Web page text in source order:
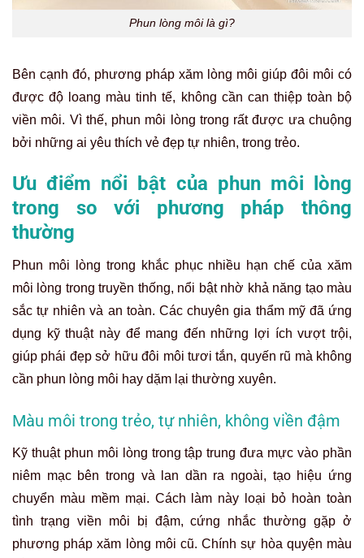
Phun lòng môi là gì?
Bên cạnh đó, phương pháp xăm lòng môi giúp đôi môi có
được độ loang màu tinh tế, không cần can thiệp toàn bộ
viền môi. Vì thế, phun môi lòng trong rất được ưa chuộng
bởi những ai yêu thích vẻ đẹp tự nhiên, trong trẻo.
Ưu điểm nổi bật của phun môi lòng
trong so với phương pháp thông
thường
Phun môi lòng trong khắc phục nhiều hạn chế của xăm
môi lòng trong truyền thống, nổi bật nhờ khả năng tạo màu
sắc tự nhiên và an toàn. Các chuyên gia thẩm mỹ đã ứng
dụng kỹ thuật này để mang đến những lợi ích vượt trội,
giúp phái đẹp sở hữu đôi môi tươi tắn, quyến rũ mà không
cần phun lòng môi hay dặm lại thường xuyên.
Màu môi trong trẻo, tự nhiên, không viền đậm
Kỹ thuật phun môi lòng trong tập trung đưa mực vào phần
niêm mạc bên trong và lan dần ra ngoài, tạo hiệu ứng
chuyển màu mềm mại. Cách làm này loại bỏ hoàn toàn
tình trạng viền môi bị đậm, cứng nhắc thường gặp ở
phương pháp xăm lòng môi cũ. Chính sự hòa quyện màu